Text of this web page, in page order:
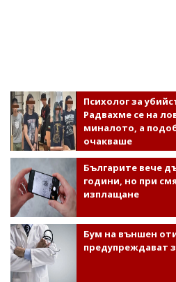
Психолог за
Радвахме се на
миналото, а
очакваше
Българите вече
години, но при
изплащане
Бум на външен
предупреждават